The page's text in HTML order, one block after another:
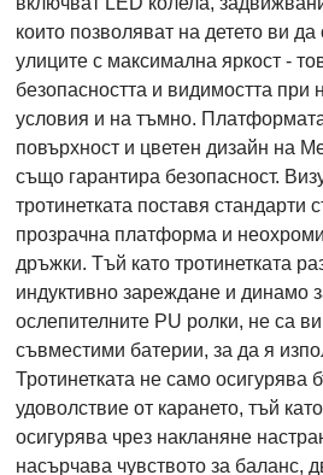
които позволяват на детето ви
улиците с максимална яркост -
безопасността и видимостта при
условия и на тъмно.
повърхност и цветен дизайн на
също гарантира безопасност.
тротинетката поставя стандарти
прозрачна платформа и
дръжки. Тъй като тротинетката
индуктивно зареждане и динамо
ослепителните PU ролки, не са
съвместими батерии, за да я
Тротинетката не само осигурява
удоволствие от карането, тъй
осигурява чрез накланяне
насърчава чувството за баланс,